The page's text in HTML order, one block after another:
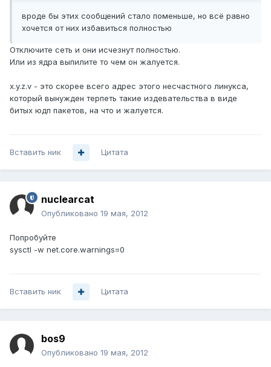
вроде бы этих сообщений стало поменьше, но всё равно
хочется от них избавиться полностью
Отключите сеть и они исчезнут полностью.
Или из ядра выпилите то чем он жалуется.
x.y.z.v - это скорее всего адрес этого несчастного линукса,
который вынужден терпеть такие издевательства в виде
битых юдп пакетов, на что и жалуется.
Вставить ник Цитата
nuclearcat
Опубликовано 19 мая, 2012
Попробуйте
sysctl -w net.core.warnings=0
Вставить ник Цитата
bos9
Опубликовано 19 мая, 2012